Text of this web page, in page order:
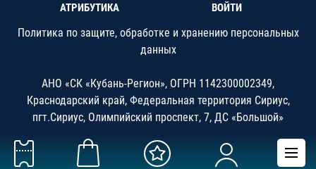
АТРИБУТИКА ВОЙТИ
Политика по защите, обработке и хранению персональных
данных
АНО «СК «Кубань-Регион», ОГРН 1142300002349,
Краснодарский край, Федеральная территория Сириус,
пгт.Сириус, Олимпийский проспект, 7, ДС «Большой»